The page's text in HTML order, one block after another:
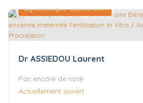
Gynécologue-Obstétricien
Dr ASSIEDOU Laurent
Pas encore de note
Actuellement ouvert